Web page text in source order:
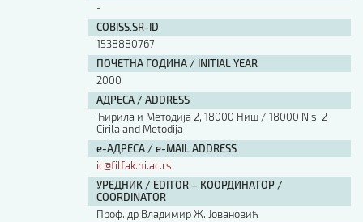
-
COBISS.SR-ID
1538880767
ПОЧЕТНА ГОДИНА / INITIAL YEAR
2000
АДРЕСА / ADDRESS
Ћирила и Методија 2, 18000 Ниш / 18000 Nis, 2
Cirila and Metodija
е-АДРЕСА / e-MAIL ADDRESS
ic@filfak.ni.ac.rs
УРЕДНИК / EDITOR – КООРДИНАТОР /
COORDINATOR
Проф. др Владимир Ж. Јовановић